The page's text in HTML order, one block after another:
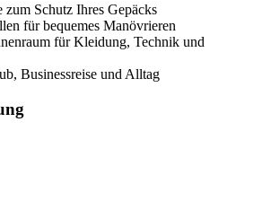
zum Schutz Ihres Gepäcks
für bequemes Manövrieren
für Kleidung, Technik und
Businessreise und Alltag